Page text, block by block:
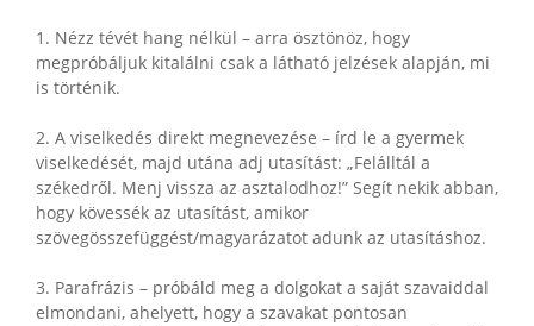
1. Nézz tévét hang nélkül – arra ösztönöz, hogy
megpróbáljuk kitalálni csak a látható jelzések alapján, mi
is történik.
2. A viselkedés direkt megnevezése – írd le a gyermek
viselkedését, majd utána adj utasítást: „Felálltál a
székedről. Menj vissza az asztalodhoz!” Segít nekik abban,
hogy kövessék az utasítást, amikor
szövegösszefüggést/magyarázatot adunk az utasításhoz.
3. Parafrázis – próbáld meg a dolgokat a saját szavaiddal
elmondani, ahelyett, hogy a szavakat pontosan